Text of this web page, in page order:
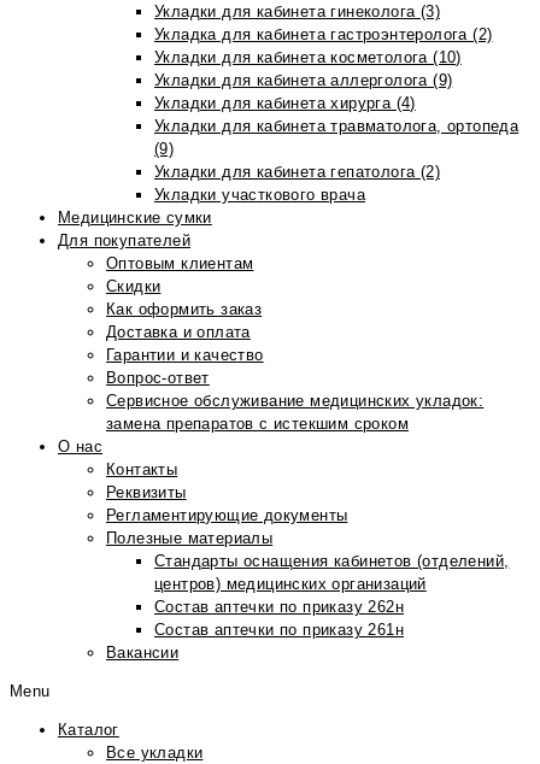
Укладки для кабинета гинеколога (3)
Укладка для кабинета гастроэнтеролога (2)
Укладки для кабинета косметолога (10)
Укладки для кабинета аллерголога (9)
Укладки для кабинета хирурга (4)
Укладки для кабинета травматолога, ортопеда
(9)
Укладки для кабинета гепатолога (2)
Укладки участкового врача
Медицинские сумки
Для покупателей
Оптовым клиентам
Скидки
Как оформить заказ
Доставка и оплата
Гарантии и качество
Вопрос-ответ
Сервисное обслуживание медицинских укладок:
замена препаратов с истекшим сроком
О нас
Контакты
Реквизиты
Регламентирующие документы
Полезные материалы
Стандарты оснащения кабинетов (отделений,
центров) медицинских организаций
Состав аптечки по приказу 262н
Состав аптечки по приказу 261н
Вакансии
Menu
Каталог
Все укладки